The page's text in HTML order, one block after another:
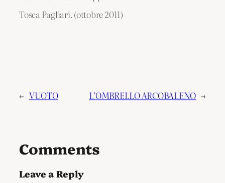
Tosca Pagliari. (ottobre 2011)
← VUOTO L’OMBRELLO ARCOBALENO →
Comments
Leave a Reply